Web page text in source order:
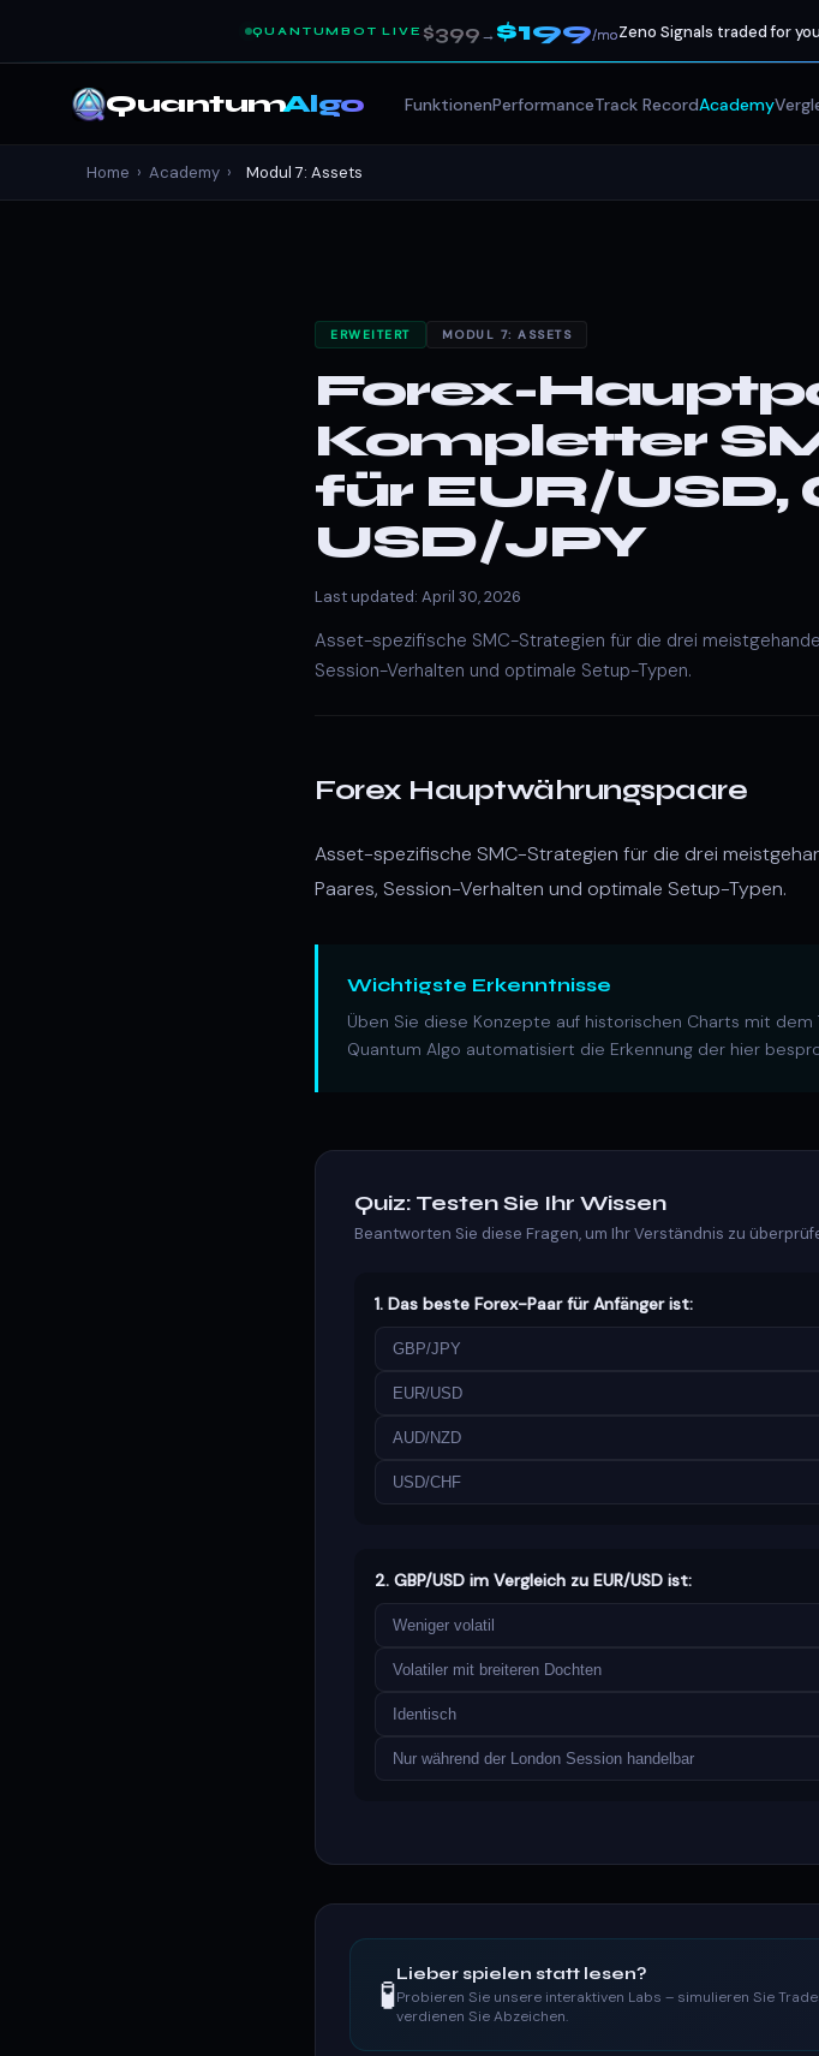
QUANTUMBOT LIVE $399→$199/moZeno Signals traded for you
QuantumAlgo FunktionenPerformanceTrack RecordAcademy
Home › Academy › Modul 7: Assets
ERWEITERT MODUL 7: ASSETS
Forex-
Kompletter
für EUR/USD,
USD/JPY
Last updated: April 30, 2026
Asset-spezifische SMC-Strategien für die drei
Session-Verhalten und optimale Setup-Typen.
Forex Hauptwährungspaare
Asset-spezifische SMC-Strategien für die drei
Paares, Session-Verhalten und optimale Setup-Typen.
Wichtigste Erkenntnisse
Üben Sie diese Konzepte auf historischen Charts mit dem
Quantum Algo automatisiert die Erkennung der hier
Quiz: Testen Sie Ihr Wissen
Beantworten Sie diese Fragen, um Ihr Verständnis zu
1. Das beste Forex-Paar für Anfänger ist:
GBP/JPY
EUR/USD
AUD/NZD
USD/CHF
2. GBP/USD im Vergleich zu EUR/USD ist:
Weniger volatil
Volatiler mit breiteren Dochten
Identisch
Nur während der London Session handelbar
🧪Lieber spielen statt lesen?
Probieren Sie unsere interaktiven Labs – simulieren Sie
verdienen Sie Abzeichen.